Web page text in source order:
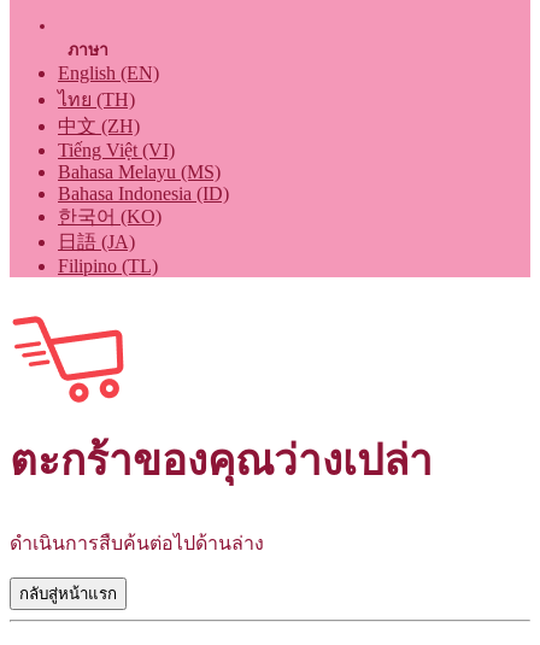
ภาษา
English (EN)
ไทย (TH)
中文 (ZH)
Tiếng Việt (VI)
Bahasa Melayu (MS)
Bahasa Indonesia (ID)
한국어 (KO)
日語 (JA)
Filipino (TL)
ตะกร้าของคุณว่างเปล่า
ดำเนินการสืบค้นต่อไปด้านล่าง
กลับสู่หน้าแรก